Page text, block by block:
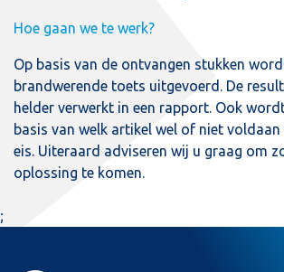
Hoe gaan we te werk?
Op basis van de ontvangen stukken
brandwerende toets uitgevoerd. De
helder verwerkt in een rapport. Ook
basis van welk artikel wel of niet
eis. Uiteraard adviseren wij u graag om
oplossing te komen.
;